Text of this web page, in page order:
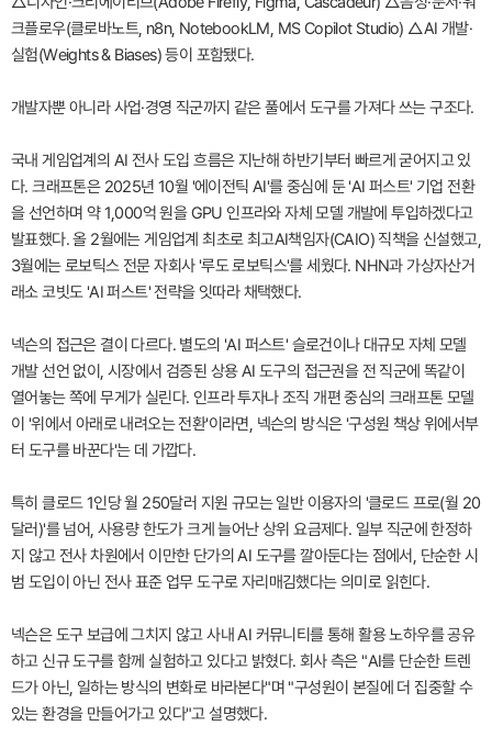
크플로우(클로바노트, n8n, NotebookLM, MS Copilot Studio) △AI 개발·
실험(Weights & Biases) 등이 포함됐다.
개발자뿐 아니라 사업·경영 직군까지 같은 풀에서 도구를 가져다 쓰는 구조다.
국내 게임업계의 AI 전사 도입 흐름은 지난해 하반기부터 빠르게 굳어지고 있
다. 크래프톤은 2025년 10월 '에이전틱 AI'를 중심에 둔 'AI 퍼스트' 기업 전환
을 선언하며 약 1,000억 원을 GPU 인프라와 자체 모델 개발에 투입하겠다고
발표했다. 올 2월에는 게임업계 최초로 최고AI책임자(CAIO) 직책을 신설했고,
3월에는 로보틱스 전문 자회사 '루도 로보틱스'를 세웠다. NHN과 가상자산거
래소 코빗도 'AI 퍼스트' 전략을 잇따라 채택했다.
넥슨의 접근은 결이 다르다. 별도의 'AI 퍼스트' 슬로건이나 대규모 자체 모델
개발 선언 없이, 시장에서 검증된 상용 AI 도구의 접근권을 전 직군에 똑같이
열어놓는 쪽에 무게가 실린다. 인프라 투자나 조직 개편 중심의 크래프톤 모델
이 '위에서 아래로 내려오는 전환'이라면, 넥슨의 방식은 '구성원 책상 위에서부
터 도구를 바꾼다'는 데 가깝다.
특히 클로드 1인당 월 250달러 지원 규모는 일반 이용자의 '클로드 프로(월 20
달러)'를 넘어, 사용량 한도가 크게 늘어난 상위 요금제다. 일부 직군에 한정하
지 않고 전사 차원에서 이만한 단가의 AI 도구를 깔아둔다는 점에서, 단순한 시
범 도입이 아닌 전사 표준 업무 도구로 자리매김했다는 의미로 읽힌다.
넥슨은 도구 보급에 그치지 않고 사내 AI 커뮤니티를 통해 활용 노하우를 공유
하고 신규 도구를 함께 실험하고 있다고 밝혔다. 회사 측은 "AI를 단순한 트렌
드가 아닌, 일하는 방식의 변화로 바라본다"며 "구성원이 본질에 더 집중할 수
있는 환경을 만들어가고 있다"고 설명했다.